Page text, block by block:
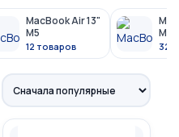
MacBook Air 13"
M5
12 товаров
M4
32